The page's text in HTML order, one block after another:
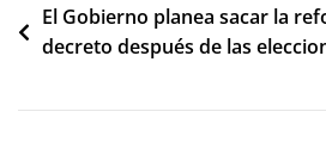
Navegación
de
entradas
El Gobierno planea sacar la
decreto después de las